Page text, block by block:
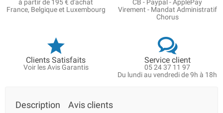
à partir de 195 € d'achat
France, Belgique et Luxembourg
CB - Paypal - ApplePay
Virement - Mandat Administratif
Chorus
Clients Satisfaits
Voir les Avis Garantis
Service client
05 24 37 11 97
Du lundi au vendredi de 9h à 18h
Description Avis clients